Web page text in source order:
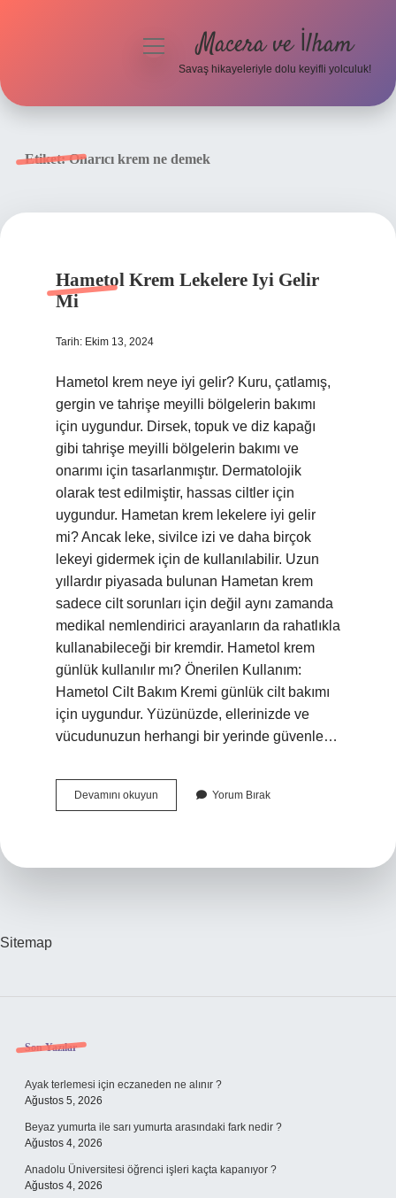
menüyüMacera ve İlham
Savaş hikayeleriyle dolu keyifli yolculuk!
Etiket:Onarıcı krem ne demek
Hametol Krem Lekelere Iyi Gelir
Mi
Tarih: Ekim 13, 2024
Hametol krem neye iyi gelir? Kuru, çatlamış,
gergin ve tahrişe meyilli bölgelerin bakımı
için uygundur. Dirsek, topuk ve diz kapağı
gibi tahrişe meyilli bölgelerin bakımı ve
onarımı için tasarlanmıştır. Dermatolojik
olarak test edilmiştir, hassas ciltler için
uygundur. Hametan krem lekelere iyi gelir
mi? Ancak leke, sivilce izi ve daha birçok
lekeyi gidermek için de kullanılabilir. Uzun
yıllardır piyasada bulunan Hametan krem ​​
sadece cilt sorunları için değil aynı zamanda
medikal nemlendirici arayanların da rahatlıkla
kullanabileceği bir kremdir. Hametol krem
günlük kullanılır mı? Önerilen Kullanım:
Hametol Cilt Bakım Kremi günlük cilt bakımı
için uygundur. Yüzünüzde, ellerinizde ve
vücudunuzun herhangi bir yerinde güvenle…
Devamını okuyun Hametol
Krem
Yorum Bırak
Sitemap
Sidebar
Son Yazılar
Ayak terlemesi için eczaneden ne alınır ?
Ağustos 5, 2026
Beyaz yumurta ile sarı yumurta arasındaki fark nedir ?
Ağustos 4, 2026
Anadolu Üniversitesi öğrenci işleri kaçta kapanıyor ?
Ağustos 4, 2026